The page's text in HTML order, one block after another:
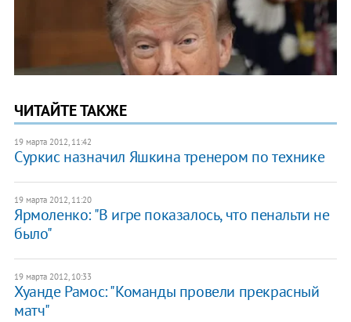
ЧИТАЙТЕ ТАКЖЕ
19 марта 2012, 11:42
Суркис назначил Яшкина тренером по технике
19 марта 2012, 11:20
Ярмоленко: "В игре показалось, что пенальти не
было"
19 марта 2012, 10:33
Хуанде Рамос: "Команды провели прекрасный
матч"